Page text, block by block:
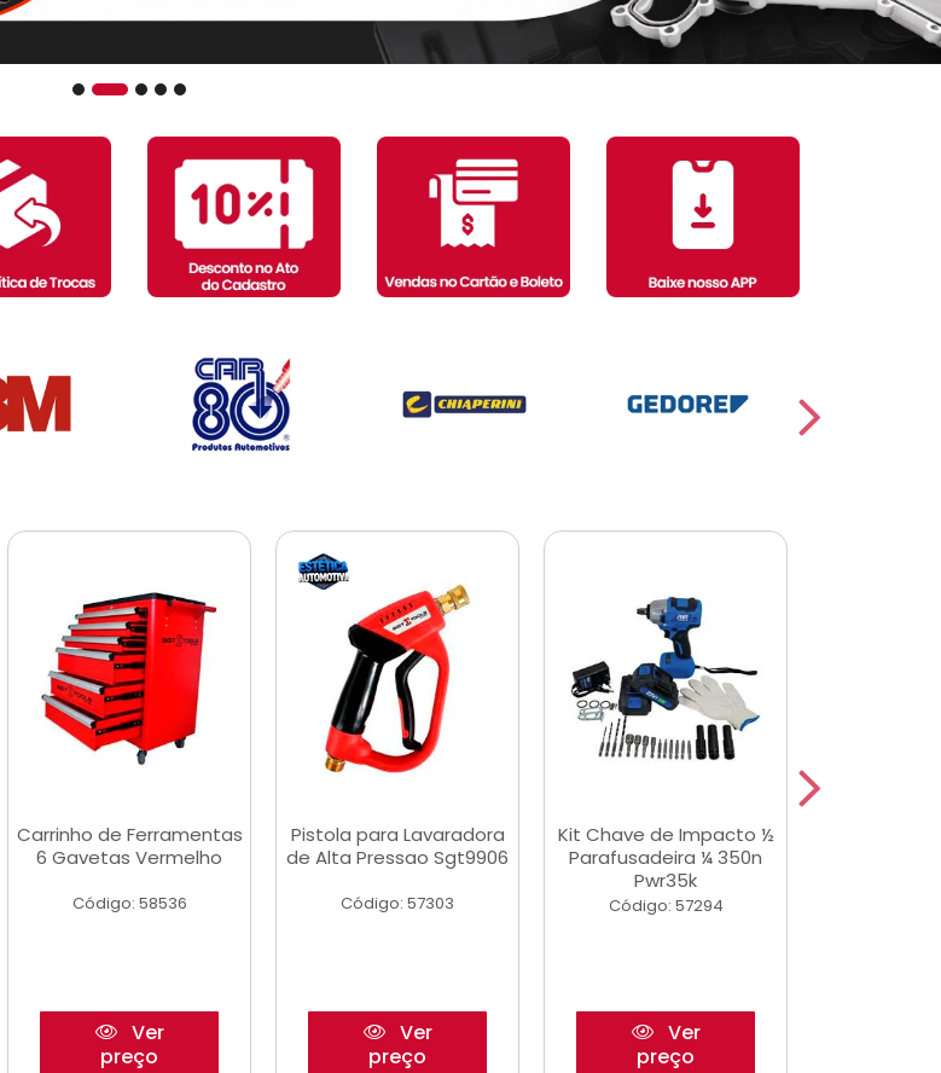
Carrinho de Ferramentas
6 Gavetas Vermelho
Código: 58536
Ver
preço
Pistola para Lavaradora
de Alta Pressao Sgt9906
Código: 57303
Ver
preço
Kit Chave de Impacto ½
Parafusadeira ¼ 350n
Pwr35k
Código: 57294
Ver
preço